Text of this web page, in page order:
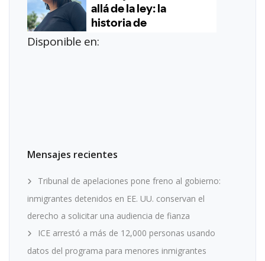
Disponible en:
Mensajes recientes
Tribunal de apelaciones pone freno al gobierno:
inmigrantes detenidos en EE. UU. conservan el
derecho a solicitar una audiencia de fianza
ICE arrestó a más de 12,000 personas usando
datos del programa para menores inmigrantes